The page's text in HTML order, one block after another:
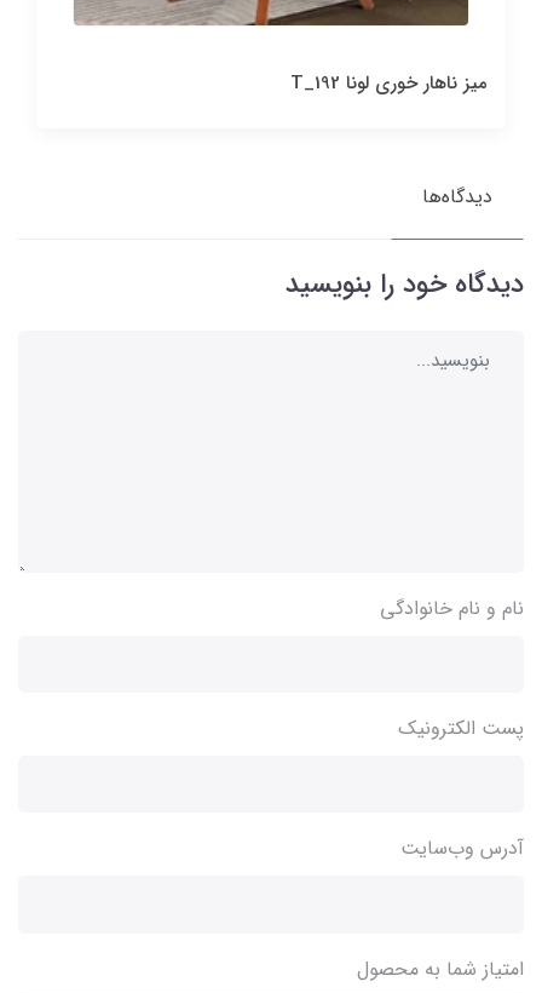
میز ناهار خوری لونا T_192
دیدگاه‌ها
دیدگاه خود را بنویسید
نام و نام خانوادگی
پست الکترونیک
آدرس وب‌سایت
امتیاز شما به محصول